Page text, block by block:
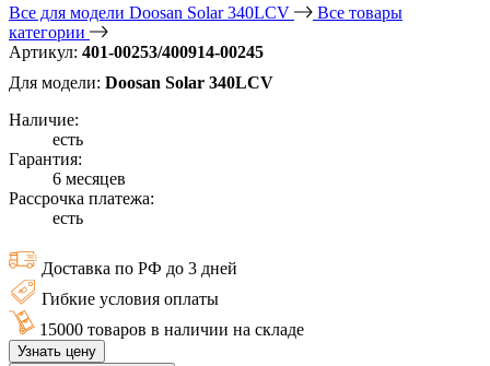
Все для модели Doosan Solar 340LCV
Все товары
категории
Артикул: 401-00253/400914-00245
Для модели: Doosan Solar 340LCV
Наличие:
есть
Гарантия:
6 месяцев
Рассрочка платежа:
есть
Доставка по РФ до 3 дней
Гибкие условия оплаты
15000 товаров в наличии на складе
Узнать цену